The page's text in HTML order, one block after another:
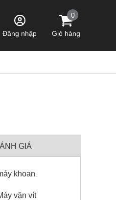
Đăng nhập
0
Giỏ hàng
GIÁ
khoan
vặn vít